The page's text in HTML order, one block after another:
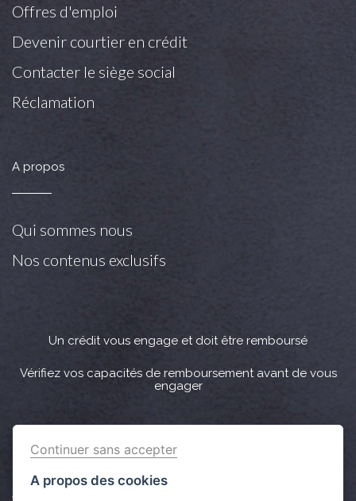
Offres d'emploi
Devenir courtier en crédit
Contacter le siège social
Réclamation
A propos
Qui sommes nous
Nos contenus exclusifs
Un crédit vous engage et doit être remboursé
Vérifiez vos capacités de remboursement avant de vous
engager
Crédit immobilier : Vous bénéficiez d’un délai légal de
réflexion de 10 jours. Lorsque la vente est subordonnée à
l'obtention d’un prêt et si celui-ci n’est pas obtenu, le
Continuer sans accepter
A propos des cookies